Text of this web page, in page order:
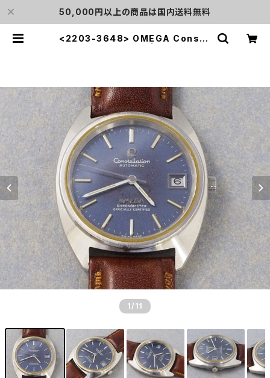
50,000円以上の商品は国内送料無料
<2203-3648> OMEGA Conste
1 /11